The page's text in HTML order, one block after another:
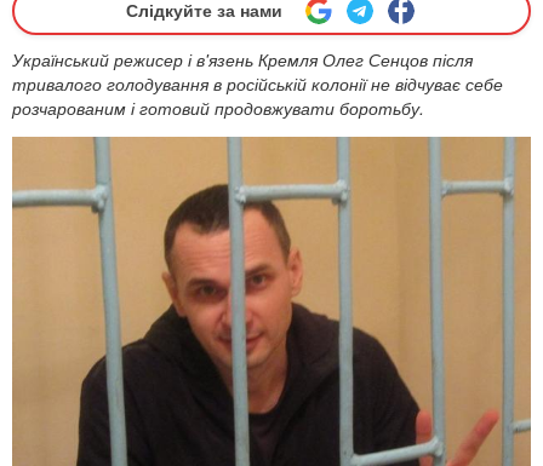
Слідкуйте за нами
Український режисер і в'язень Кремля Олег Сенцов після
тривалого голодування в російській колонії не відчуває себе
розчарованим і готовий продовжувати боротьбу.